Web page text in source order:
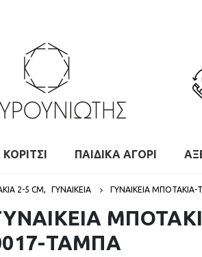
ΠΑΙΔΙΚΑ ΑΓΟΡΙ
2-5 CM, ΓΥΝΑΙΚΕΙΑ ΓΥΝΑΙΚΕΙΑ ΜΠΟΤΑΚΙΑ-
ΤΑΜΠΑ